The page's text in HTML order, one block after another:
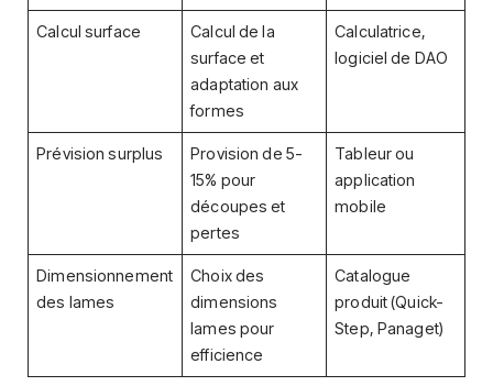
Calcul surface
Calcul de la
surface et
adaptation aux
formes
Calculatrice,
logiciel de DAO
Prévision surplus
Provision de 5-
15% pour
découpes et
pertes
Tableur ou
application
mobile
Dimensionnement
des lames
Choix des
dimensions
lames pour
efficience
Catalogue
produit (Quick-
Step, Panaget)